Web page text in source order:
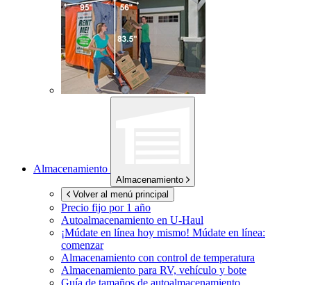
Almacenamiento
Almacenamiento
Volver al menú principal
Precio fijo por 1 año
Autoalmacenamiento en U-Haul
¡Múdate en línea hoy mismo! Múdate en línea:
comenzar
Almacenamiento con control de temperatura
Almacenamiento para RV, vehículo y bote
Guía de tamaños de autoalmacenamiento